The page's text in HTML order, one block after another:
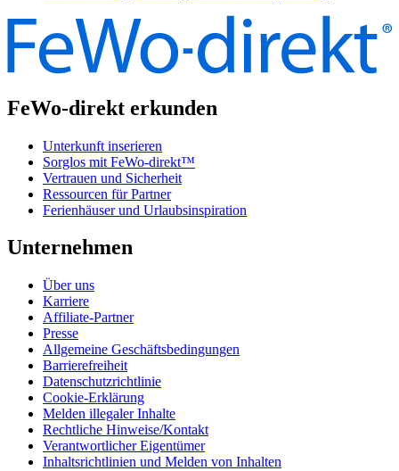
FeWo-direkt erkunden
Unterkunft inserieren
Sorglos mit FeWo-direkt™
Vertrauen und Sicherheit
Ressourcen für Partner
Ferienhäuser und Urlaubsinspiration
Unternehmen
Über uns
Karriere
Affiliate-Partner
Presse
Allgemeine Geschäftsbedingungen
Barrierefreiheit
Datenschutzrichtlinie
Cookie-Erklärung
Melden illegaler Inhalte
Rechtliche Hinweise/Kontakt
Verantwortlicher Eigentümer
Inhaltsrichtlinien und Melden von Inhalten